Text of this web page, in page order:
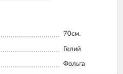
70см.
Гелий
Фольга